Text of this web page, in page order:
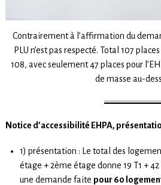
Contrairement à l’affirmation du
PLU n’est pas respecté. Total 107
108, avec seulement 47 places pour
de masse au-
Notice d’accessibilité EHPA,
1) présentation : Le total des
étage + 2ème étage donne 19 T1 +
une demande faite pour 60